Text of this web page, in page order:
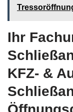
Ihr
KFZ- &